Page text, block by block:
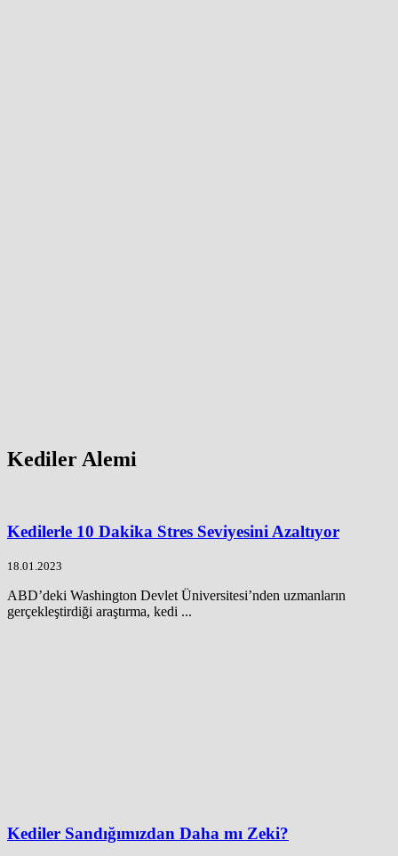
Kediler Alemi
Kedilerle 10 Dakika Stres Seviyesini Azaltıyor
18.01.2023
ABD’deki Washington Devlet Üniversitesi’nden uzmanların
gerçekleştirdiği araştırma, kedi ...
Kediler Sandığımızdan Daha mı Zeki?